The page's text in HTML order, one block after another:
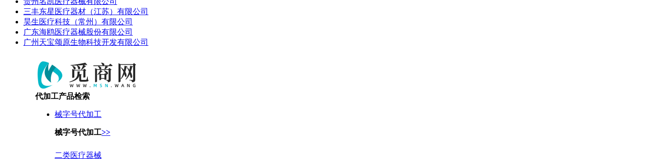
三丰东星医疗器材（江苏）有限公司
昊生医疗科技（常州）有限公司
广东海鸥医疗器械股份有限公司
广州天宝颂原生物科技开发有限公司
代加工产品检索
械字号代加工
械字号代加工>>
二类医疗器械